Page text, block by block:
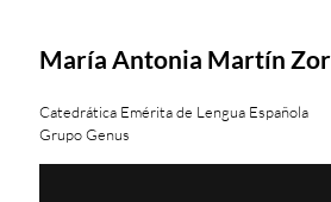
María Antonia Martín
Catedrática Emérita de Lengua Española
Grupo Genus